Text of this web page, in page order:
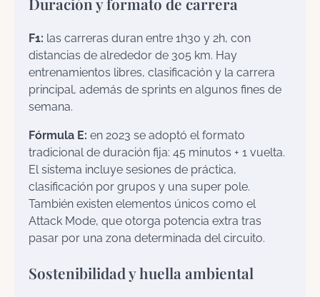
F1: las carreras duran entre 1h30 y 2h, con
distancias de alrededor de 305 km. Hay
entrenamientos libres, clasificación y la carrera
principal, además de sprints en algunos fines de
semana.
Fórmula E: en 2023 se adoptó el formato
tradicional de duración fija: 45 minutos + 1 vuelta.
El sistema incluye sesiones de práctica,
clasificación por grupos y una super pole.
También existen elementos únicos como el
Attack Mode, que otorga potencia extra tras
pasar por una zona determinada del circuito.
Sostenibilidad y huella ambiental